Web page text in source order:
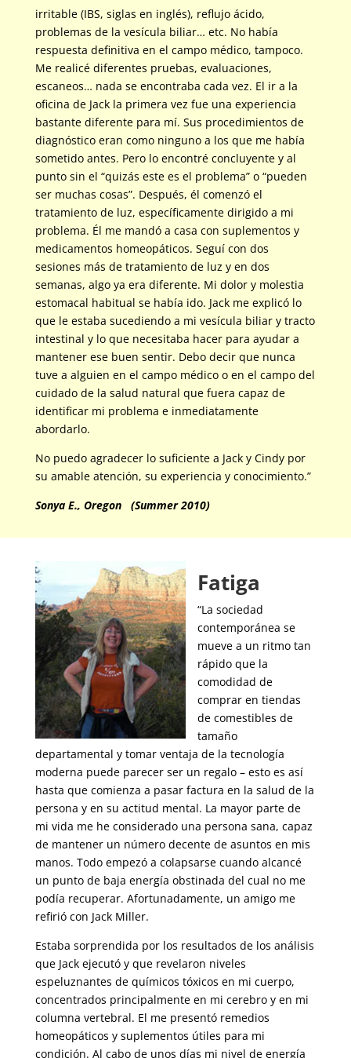
irritable (IBS, siglas en inglés), reflujo ácido,
problemas de la vesícula biliar… etc. No había
respuesta definitiva en el campo médico, tampoco.
Me realicé diferentes pruebas, evaluaciones,
escaneos… nada se encontraba cada vez. El ir a la
oficina de Jack la primera vez fue una experiencia
bastante diferente para mí. Sus procedimientos de
diagnóstico eran como ninguno a los que me había
sometido antes. Pero lo encontré concluyente y al
punto sin el “quizás este es el problema” o “pueden
ser muchas cosas”. Después, él comenzó el
tratamiento de luz, específicamente dirigido a mi
problema. Él me mandó a casa con suplementos y
medicamentos homeopáticos. Seguí con dos
sesiones más de tratamiento de luz y en dos
semanas, algo ya era diferente. Mi dolor y molestia
estomacal habitual se había ido. Jack me explicó lo
que le estaba sucediendo a mi vesícula biliar y tracto
intestinal y lo que necesitaba hacer para ayudar a
mantener ese buen sentir. Debo decir que nunca
tuve a alguien en el campo médico o en el campo del
cuidado de la salud natural que fuera capaz de
identificar mi problema e inmediatamente
abordarlo.
No puedo agradecer lo suficiente a Jack y Cindy por
su amable atención, su experiencia y conocimiento.”
Sonya E., Oregon (Summer 2010)
Fatiga
“La sociedad
contemporánea se
mueve a un ritmo tan
rápido que la
comodidad de
comprar en tiendas
de comestibles de
tamaño
departamental y tomar ventaja de la tecnología
moderna puede parecer ser un regalo – esto es así
hasta que comienza a pasar factura en la salud de la
persona y en su actitud mental. La mayor parte de
mi vida me he considerado una persona sana, capaz
de mantener un número decente de asuntos en mis
manos. Todo empezó a colapsarse cuando alcancé
un punto de baja energía obstinada del cual no me
podía recuperar. Afortunadamente, un amigo me
refirió con Jack Miller.
Estaba sorprendida por los resultados de los análisis
que Jack ejecutó y que revelaron niveles
espeluznantes de químicos tóxicos en mi cuerpo,
concentrados principalmente en mi cerebro y en mi
columna vertebral. El me presentó remedios
homeopáticos y suplementos útiles para mi
condición. Al cabo de unos días mi nivel de energía